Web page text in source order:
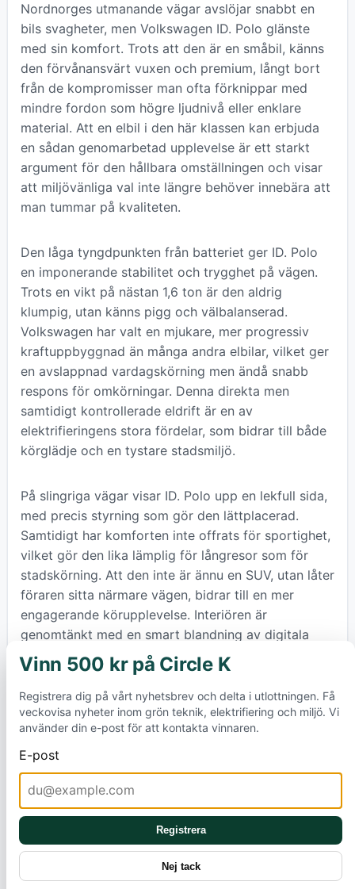
Nordnorges utmanande vägar avslöjar snabbt en
bils svagheter, men Volkswagen ID. Polo glänste
med sin komfort. Trots att den är en småbil, känns
den förvånansvärt vuxen och premium, långt bort
från de kompromisser man ofta förknippar med
mindre fordon som högre ljudnivå eller enklare
material. Att en elbil i den här klassen kan erbjuda
en sådan genomarbetad upplevelse är ett starkt
argument för den hållbara omställningen och visar
att miljövänliga val inte längre behöver innebära att
man tummar på kvaliteten.
Den låga tyngdpunkten från batteriet ger ID. Polo
en imponerande stabilitet och trygghet på vägen.
Trots en vikt på nästan 1,6 ton är den aldrig
klumpig, utan känns pigg och välbalanserad.
Volkswagen har valt en mjukare, mer progressiv
kraftuppbyggnad än många andra elbilar, vilket ger
en avslappnad vardagskörning men ändå snabb
respons för omkörningar. Denna direkta men
samtidigt kontrollerade eldrift är en av
elektrifieringens stora fördelar, som bidrar till både
körglädje och en tystare stadsmiljö.
På slingriga vägar visar ID. Polo upp en lekfull sida,
med precis styrning som gör den lättplacerad.
Samtidigt har komforten inte offrats för sportighet,
vilket gör den lika lämplig för långresor som för
stadskörning. Att den inte är ännu en SUV, utan låter
föraren sitta närmare vägen, bidrar till en mer
engagerande körupplevelse. Interiören är
genomtänkt med en smart blandning av digitala
funktioner och fysiska knappar, vilket visar att
Volkswagen lärt sig från sina tidiga ID-modeller och
prioriterar användarvänlighet.
Versionen som testades hade en elmotor på 155 kW
och ett 52 kWh batteri med upp till 454 kilometers
räckvidd. En instegsversion med mindre batteri
kommer också att finnas. ID. Polo imponerar även
vid snabbladdaren med en genomgående hög
laddkurva, vilket gör det enkelt att snabbt fylla på
batteriet under längre resor. Med svenska priser
som börjar från cirka 320 900 kronor för
Vinn 500 kr på Circle K
Registrera dig på vårt nyhetsbrev och delta i utlottningen. Få
veckovisa nyheter inom grön teknik, elektrifiering och miljö. Vi
använder din e-post för att kontakta vinnaren.
E-post
Registrera
Nej tack